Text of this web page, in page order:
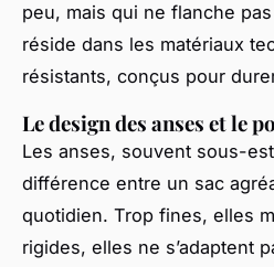
peu, mais qui ne flanche
réside dans les matériaux
résistants, conçus pour
Le design des anses et le
Les anses, souvent sous-
différence entre un sac
quotidien. Trop fines, elles
rigides, elles ne s’adaptent